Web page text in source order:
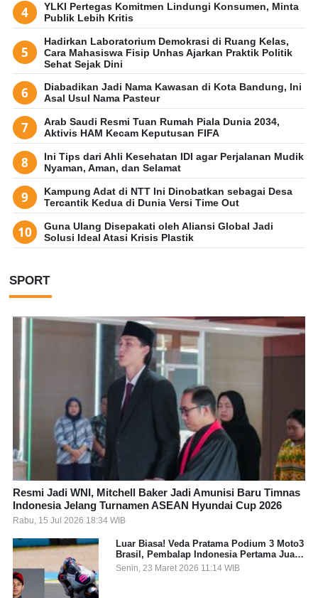
YLKI Pertegas Komitmen Lindungi Konsumen, Minta
Publik Lebih Kritis
Hadirkan Laboratorium Demokrasi di Ruang Kelas,
Cara Mahasiswa Fisip Unhas Ajarkan Praktik Politik
Sehat Sejak Dini
Diabadikan Jadi Nama Kawasan di Kota Bandung, Ini
Asal Usul Nama Pasteur
Arab Saudi Resmi Tuan Rumah Piala Dunia 2034,
Aktivis HAM Kecam Keputusan FIFA
Ini Tips dari Ahli Kesehatan IDI agar Perjalanan Mudik
Nyaman, Aman, dan Selamat
Kampung Adat di NTT Ini Dinobatkan sebagai Desa
Tercantik Kedua di Dunia Versi Time Out
Guna Ulang Disepakati oleh Aliansi Global Jadi
Solusi Ideal Atasi Krisis Plastik
SPORT
Resmi Jadi WNI, Mitchell Baker Jadi Amunisi Baru Timnas
Indonesia Jelang Turnamen ASEAN Hyundai Cup 2026
Rabu, 15 Jul 2026 18:34 WIB
Luar Biasa! Veda Pratama Podium 3 Moto3
Brasil, Pembalap Indonesia Pertama Juara
Grand Prix
Senin, 23 Maret 2026 11:14 WIB